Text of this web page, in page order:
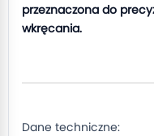
przeznaczona do
wkręcania.
Dane techniczne: